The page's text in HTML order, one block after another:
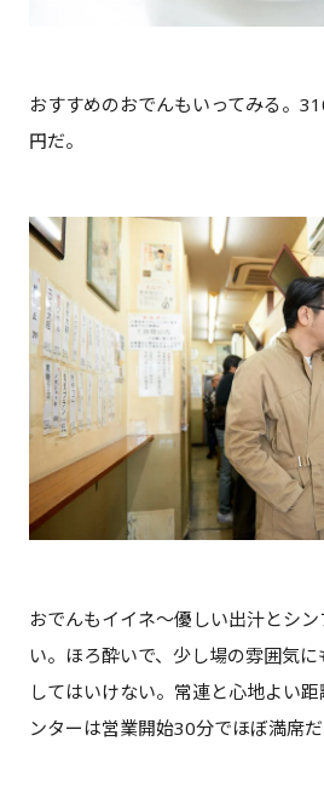
おすすめのおでんもいってみる。
円だ。
おでんもイイネ〜優しい出汁とシ
い。ほろ酔いで、少し場の雰囲気
してはいけない。常連と心地よい
ンターは営業開始30分でほぼ満席だ